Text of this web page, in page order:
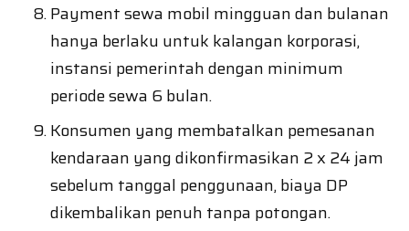
Payment sewa mobil mingguan dan bulanan
hanya berlaku untuk kalangan korporasi,
instansi pemerintah dengan minimum
periode sewa 6 bulan.
Konsumen yang membatalkan pemesanan
kendaraan yang dikonfirmasikan 2 x 24 jam
sebelum tanggal penggunaan, biaya DP
dikembalikan penuh tanpa potongan.